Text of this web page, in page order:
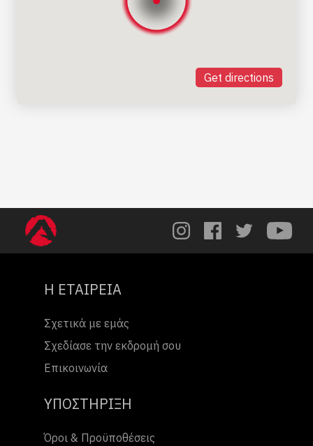
Get directions
Η ΕΤΑΙΡΕΙΑ
Σχετικά με εμάς
Σχεδίασε την εκδρομή σου
Επικοινωνία
ΥΠΟΣΤΗΡΙΞΗ
Όροι & Προϋποθέσεις